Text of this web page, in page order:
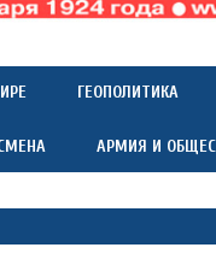
ГЕОПОЛИТИКА
АРМИЯ И